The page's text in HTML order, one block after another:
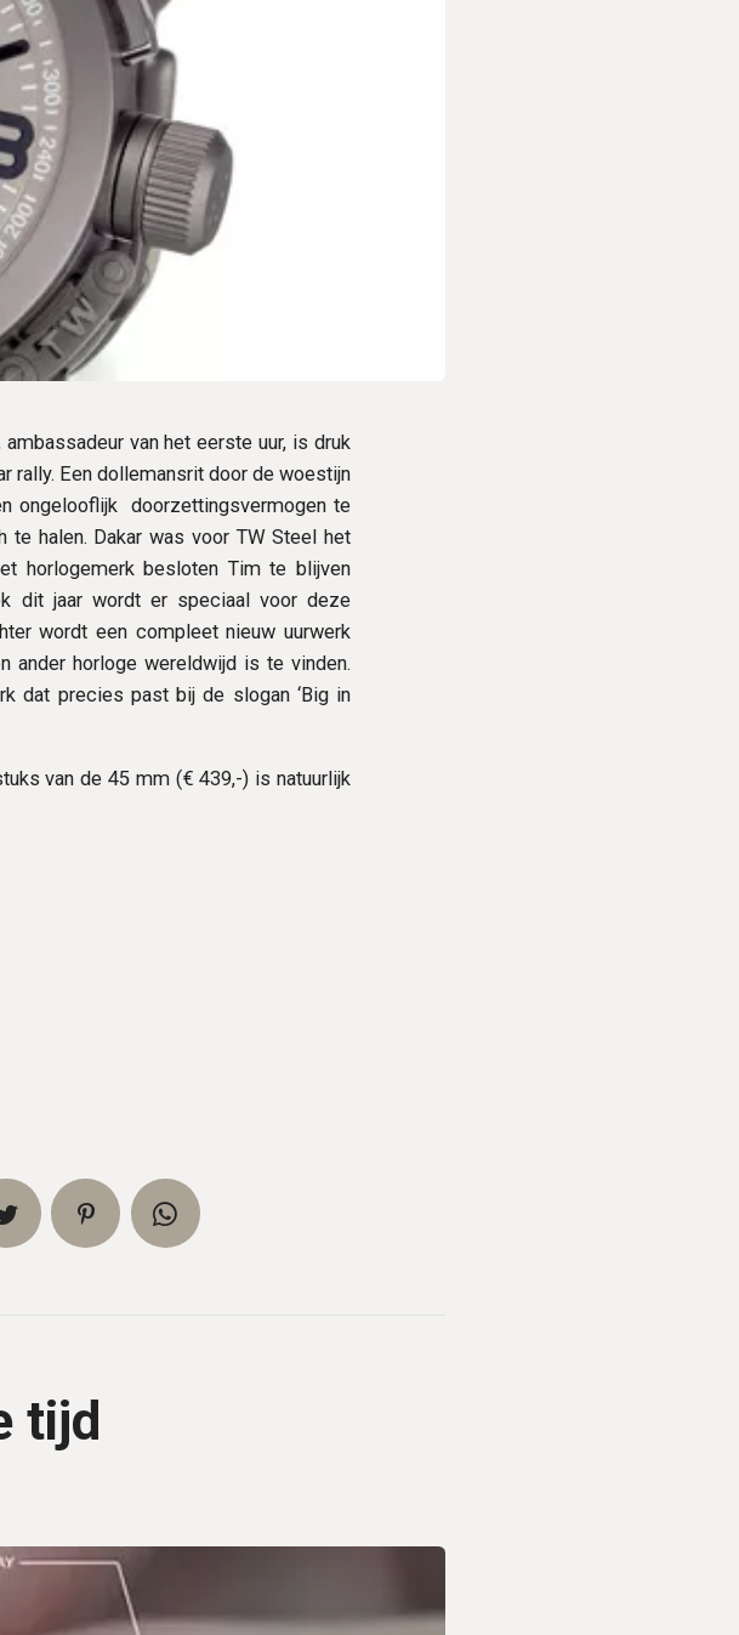
van het eerste uur, is druk
rally. Een dollemansrit door de woestijn
ongelooflijk doorzettingsvermogen te
te halen. Dakar was voor TW Steel het
horlogemerk besloten Tim te blijven
dit jaar wordt er speciaal voor deze
wordt een compleet nieuw uurwerk
ander horloge wereldwijd is te vinden.
dat precies past bij de slogan ‘Big in
van de 45 mm (€ 439,-) is natuurlijk
tijd